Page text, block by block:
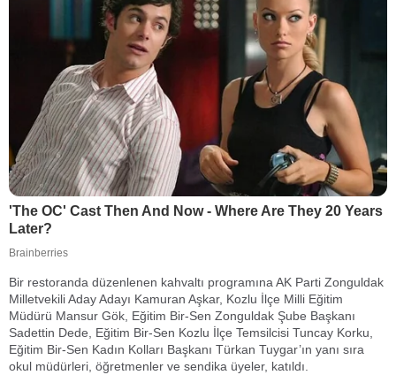
Bir restoranda düzenlenen kahvaltı programına AK Parti Zonguldak
Milletvekili Aday Adayı Kamuran Aşkar, Kozlu İlçe Milli Eğitim
Müdürü Mansur Gök, Eğitim Bir-Sen Zonguldak Şube Başkanı
Sadettin Dede, Eğitim Bir-Sen Kozlu İlçe Temsilcisi Tuncay Korku,
Eğitim Bir-Sen Kadın Kolları Başkanı Türkan Tuygar’ın yanı sıra
okul müdürleri, öğretmenler ve sendika üyeler, katıldı.